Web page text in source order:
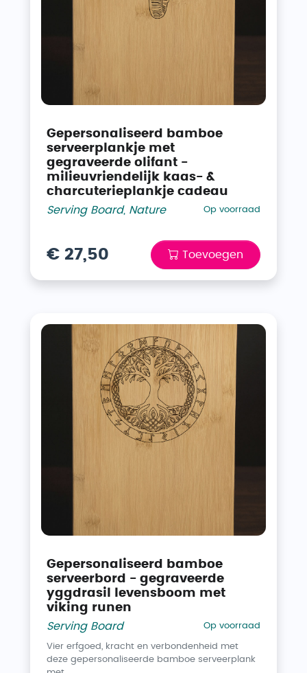
Gepersonaliseerd bamboe
serveerplankje met
gegraveerde olifant -
milieuvriendelijk kaas- &
charcuterieplankje cadeau
Serving Board, Nature Op voorraad
€ 27,50 Toevoegen
Gepersonaliseerd bamboe
serveerbord - gegraveerde
yggdrasil levensboom met
viking runen
Serving Board Op voorraad
Vier erfgoed, kracht en verbondenheid met
deze gepersonaliseerde bamboe serveerplank